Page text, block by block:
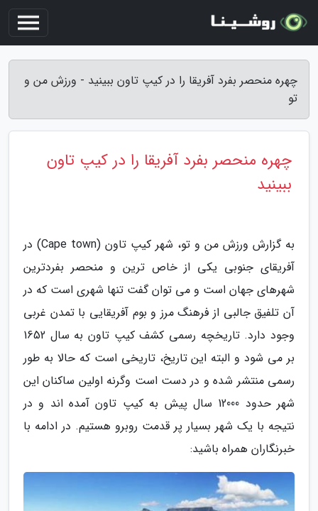
چهره منحصر بفرد آفریقا را در کیپ تاون ببینید - ورزش من و
تو
چهره منحصر بفرد آفریقا را در کیپ تاون
ببینید
به گزارش ورزش من و تو، شهر کیپ تاون (Cape town) در
آفریقای جنوبی یکی از خاص ترین و منحصر بفردترین
شهرهای جهان است و می توان گفت تنها شهری است که در
آن تلفیق جالبی از فرهنگ مرز و بوم آفریقایی با تمدن غربی
وجود دارد. تاریخچه رسمی کشف کیپ تاون به سال 1652
بر می شود و البته این تاریخ، تاریخی است که حالا به طور
رسمی منتشر شده و در دست است وگرنه اولین ساکنان این
شهر حدود 12000 سال پیش به کیپ تاون آمده اند و در
نتیجه با یک شهر بسیار پر قدمت روبرو هستیم. در ادامه با
خبرنگاران همراه باشید: